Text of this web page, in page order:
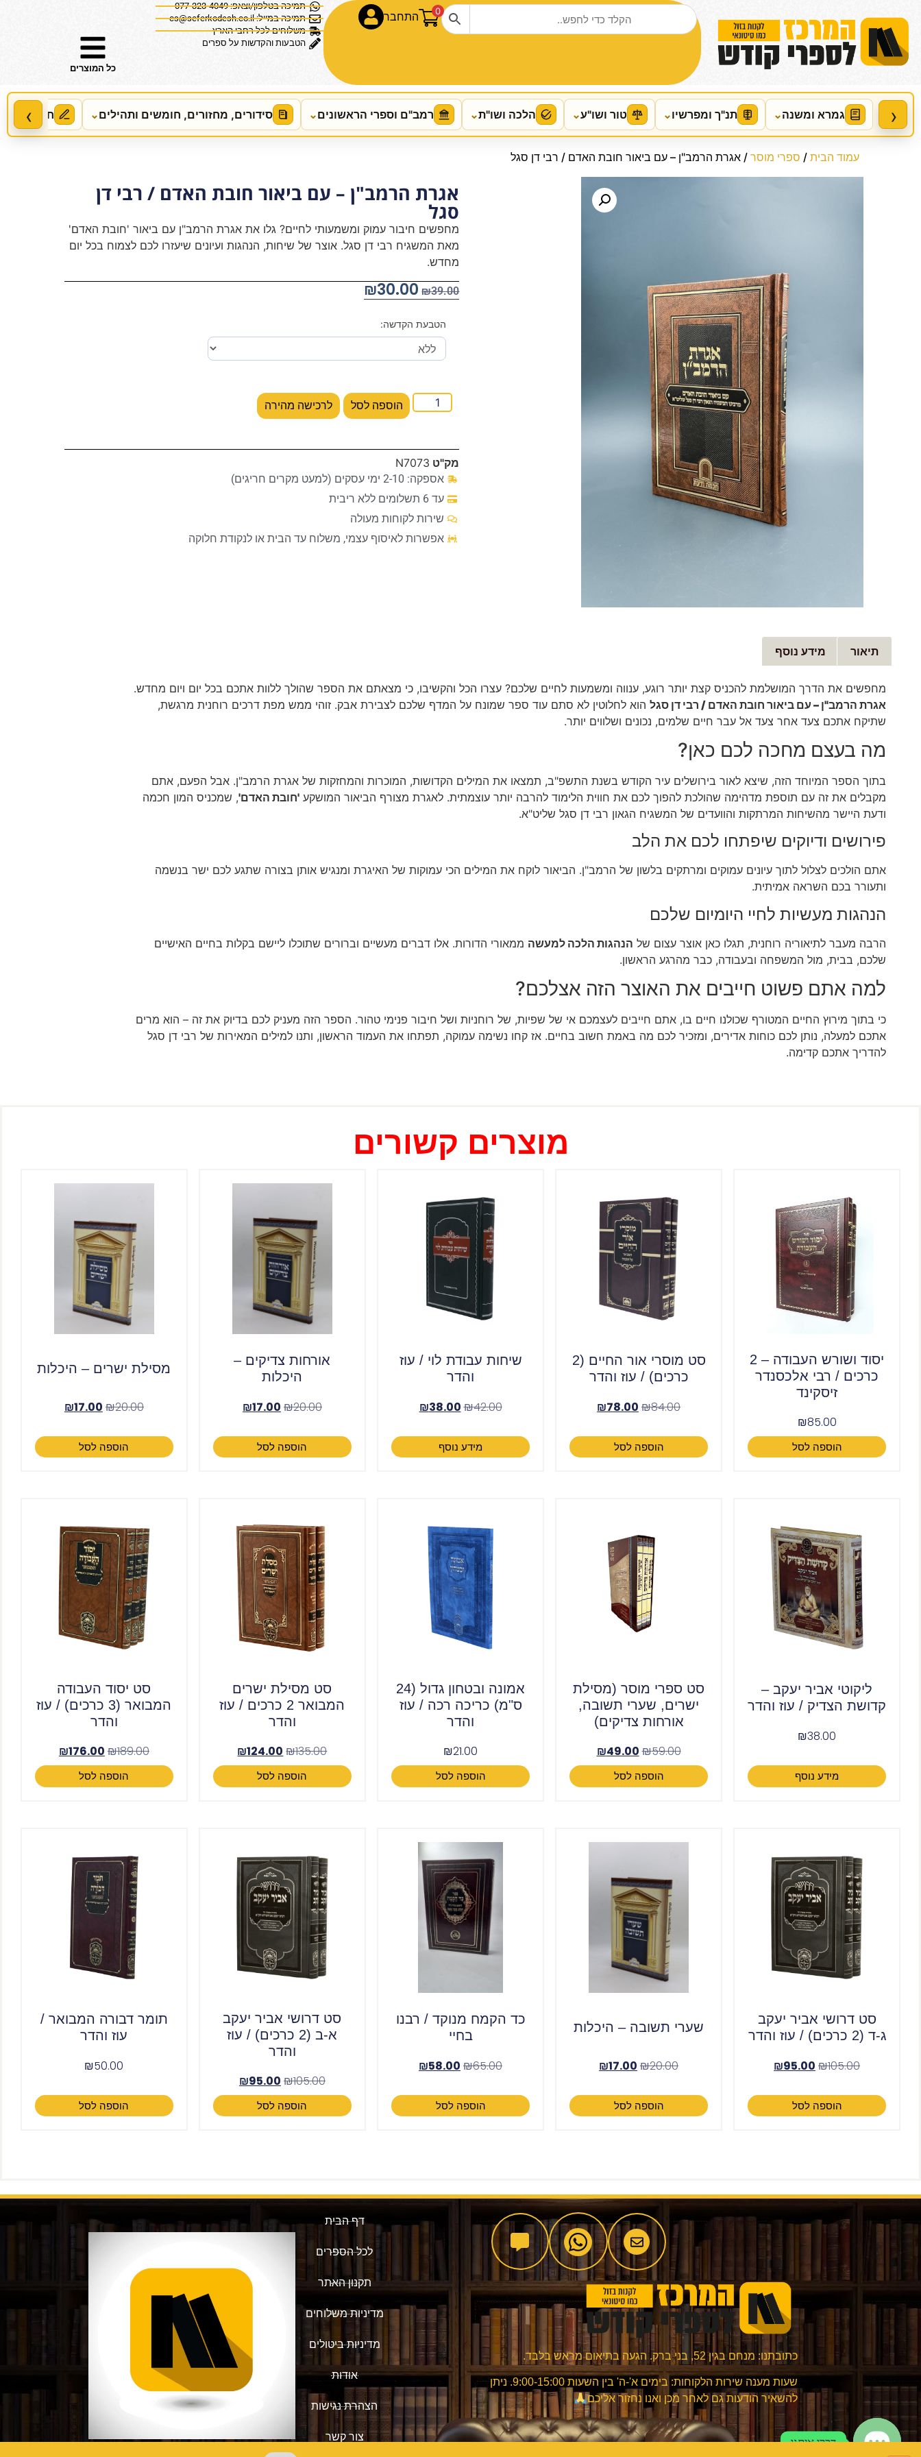
0 התחבר
תמיכה בטלפון/וצאפ: 077-323-4049
תמיכה במייל:cs@seferkodesh.co.il
משלוחים לכל רחבי הארץ
הטבעות והקדשות על ספרים
כל המוצרים
‹ גמרא ומשנה⌄ תנ"ך ומפרשיו⌄ טור ושו"ע⌄ הלכה ושו"ת⌄ רמב"ם וספרי הראשונים⌄ סידורים, מחזורים, חומשים ותהילים⌄ חידושים, ›
עמוד הבית / ספרי מוסר / אגרת הרמב"ן – עם ביאור חובת האדם / רבי דן סגל
אגרת הרמב"ן – עם ביאור חובת האדם / רבי דן
סגל
מחפשים חיבור עמוק ומשמעותי לחיים? גלו את אגרת הרמב"ן עם ביאור 'חובת האדם'
מאת המשגיח רבי דן סגל. אוצר של שיחות, הנהגות ועיונים שיעזרו לכם לצמוח בכל יום
מחדש.
₪39.00
₪30.00
הטבעת הקדשה:
הוספה לסל לרכישה מהירה
מק"ט N7073
אספקה: 2-10 ימי עסקים (למעט מקרים חריגים)
עד 6 תשלומים ללא ריבית
שירות לקוחות מעולה
אפשרות לאיסוף עצמי, משלוח עד הבית או לנקודת חלוקה
תיאור מידע נוסף
מחפשים את הדרך המושלמת להכניס קצת יותר רוגע, ענווה ומשמעות לחיים שלכם? עצרו הכל והקשיבו, כי מצאתם את הספר שהולך ללוות אתכם בכל יום ויום מחדש.
אגרת הרמב"ן – עם ביאור חובת האדם / רבי דן סגל הוא לחלוטין לא סתם עוד ספר שמונח על המדף שלכם לצבירת אבק. זוהי ממש מפת דרכים רוחנית מרגשת,
שתיקח אתכם צעד אחר צעד אל עבר חיים שלמים, נכונים ושלווים יותר.
מה בעצם מחכה לכם כאן?
בתוך הספר המיוחד הזה, שיצא לאור בירושלים עיר הקודש בשנת התשפ"ב, תמצאו את המילים הקדושות, המוכרות והמחזקות של אגרת הרמב"ן. אבל הפעם, אתם
מקבלים את זה עם תוספת מדהימה שהולכת להפוך לכם את חווית הלימוד להרבה יותר עוצמתית. לאגרת מצורף הביאור המושקע 'חובת האדם', שמכניס המון חכמה
ודעת היישר מהשיחות המרתקות והוועדים של המשגיח הגאון רבי דן סגל שליט"א.
פירושים ודיוקים שיפתחו לכם את הלב
אתם הולכים לצלול לתוך עיונים עמוקים ומרתקים בלשון של הרמב"ן. הביאור לוקח את המילים הכי עמוקות של האיגרת ומנגיש אותן בצורה שתגע לכם ישר בנשמה
ותעורר בכם השראה אמיתית.
הנהגות מעשיות לחיי היומיום שלכם
הרבה מעבר לתיאוריה רוחנית, תגלו כאן אוצר עצום של הנהגות הלכה למעשה ממאורי הדורות. אלו דברים מעשיים וברורים שתוכלו ליישם בקלות בחיים האישיים
שלכם, בבית, מול המשפחה ובעבודה, כבר מהרגע הראשון.
למה אתם פשוט חייבים את האוצר הזה אצלכם?
כי בתוך מירוץ החיים המטורף שכולנו חיים בו, אתם חייבים לעצמכם אי של שפיות, של רוחניות ושל חיבור פנימי טהור. הספר הזה מעניק לכם בדיוק את זה – הוא מרים
אתכם למעלה, נותן לכם כוחות אדירים, ומזכיר לכם מה באמת חשוב בחיים. אז קחו נשימה עמוקה, תפתחו את העמוד הראשון, ותנו למילים המאירות של רבי דן סגל
להדריך אתכם קדימה.
מוצרים קשורים
יסוד ושורש העבודה – 2
כרכים / רבי אלכסנדר
זיסקינד
₪85.00
הוספה לסל
סט מוסרי אור החיים (2
כרכים) / עוז והדר
₪84.00
₪78.00
הוספה לסל
שיחות עבודת לוי / עוז
והדר
₪42.00
₪38.00
מידע נוסף
אורחות צדיקים –
היכלות
₪20.00
₪17.00
הוספה לסל
מסילת ישרים – היכלות
₪20.00
₪17.00
הוספה לסל
ליקוטי אביר יעקב –
קדושת הצדיק / עוז והדר
₪38.00
מידע נוסף
סט ספרי מוסר (מסילת
ישרים, שערי תשובה,
אורחות צדיקים)
₪59.00
₪49.00
הוספה לסל
אמונה ובטחון גדול (24
ס"מ) כריכה רכה / עוז
והדר
₪21.00
הוספה לסל
סט מסילת ישרים
המבואר 2 כרכים / עוז
והדר
₪135.00
₪124.00
הוספה לסל
סט יסוד העבודה
המבואר (3 כרכים) / עוז
והדר
₪189.00
₪176.00
הוספה לסל
סט דרושי אביר יעקב
ג-ד (2 כרכים) / עוז והדר
₪105.00
₪95.00
הוספה לסל
שערי תשובה – היכלות
₪20.00
₪17.00
הוספה לסל
כד הקמח מנוקד / רבנו
בחיי
₪65.00
₪58.00
הוספה לסל
סט דרושי אביר יעקב
א-ב (2 כרכים) / עוז
והדר
₪105.00
₪95.00
הוספה לסל
תומר דבורה המבואר /
עוז והדר
₪50.00
הוספה לסל
כתובתנו: מנחם בגין 52, בני ברק. הגעה בתיאום מראש בלבד.
שעות מענה שירות הלקוחות: בימים א'-ה' בין השעות 9:00-15:00. ניתן
להשאיר הודעות גם לאחר מכן ואנו נחזור אליכם
דף הבית
לכל הספרים
תקנון האתר
מדיניות משלוחים
מדיניות ביטולים
אודות
הצהרת נגישות
צור קשר דברו איתנו